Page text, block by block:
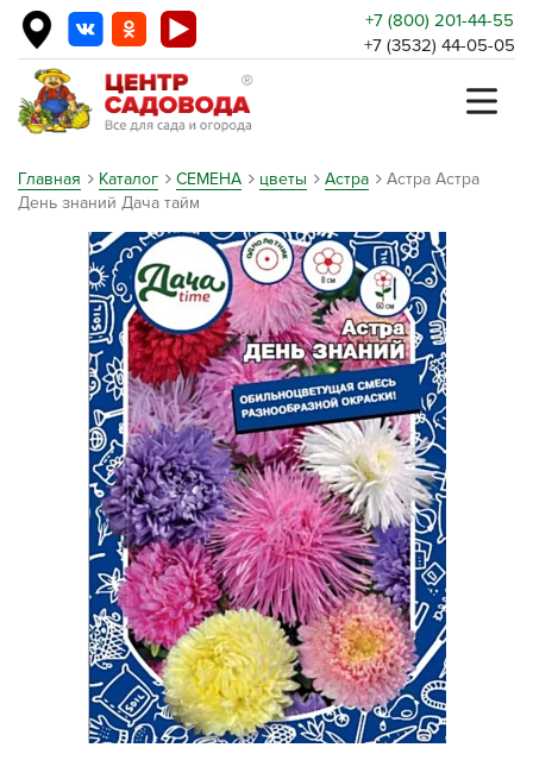
+7 (800) 201-44-55
+7 (3532) 44-05-05
Главная Каталог СЕМЕНА цветы Астра
Астра Астра
День знаний Дача тайм